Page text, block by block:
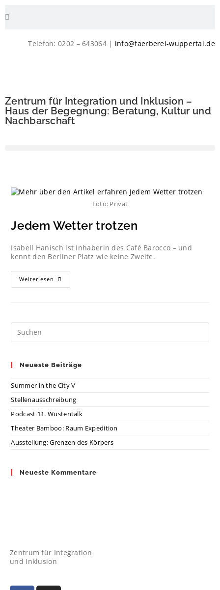
Telefon: 0202 – 643064 | info@faerberei-wuppertal.de
Zentrum für Integration und Inklusion –
Haus der Begegnung: Beratung, Kultur und
Nachbarschaft
Foto: Privat
Jedem Wetter trotzen
Isabell Hanisch ist Inhaberin des Café Barocco – und
kennt den Berliner Platz wie keine Zweite.
Weiterlesen
Neueste Beiträge
Summer in the City V
Stellenausschreibung
Podcast 11. Wüstentalk
Theater Bamboo: Raum Expedition
Ausstellung: Grenzen des Körpers
Neueste Kommentare
Zentrum für Integration
und Inklusion